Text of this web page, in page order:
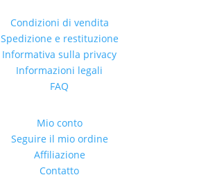
Condizioni di vendita
Spedizione e restituzione
Informativa sulla privacy
Informazioni legali
FAQ
Mio conto
Seguire il mio ordine
Affiliazione
Contatto